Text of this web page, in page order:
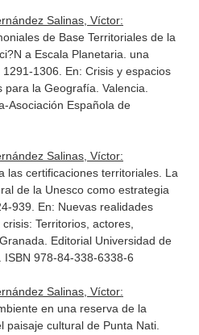
Salinas, Víctor:
de Base Territoriales de la
a Escala Planetaria. una
1306. En: Crisis y espacios
para la Geografía . Valencia.
Asociación Española de
Salinas, Víctor:
las certificaciones territoriales. La
de la Unesco como estrategia
939. En: Nuevas realidades
Territorios, actores,
Granada. Editorial Universidad de
978-84-338-6338-6
Salinas, Víctor:
en una reserva de la
paisaje cultural de Punta Nati.